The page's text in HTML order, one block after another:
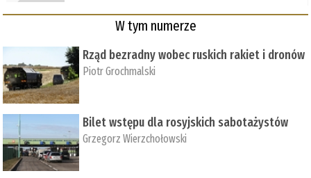
W tym numerze
Rząd bezradny wobec ruskich rakiet i dronów
Piotr Grochmalski
Bilet wstępu dla rosyjskich sabotażystów
Grzegorz Wierzchołowski